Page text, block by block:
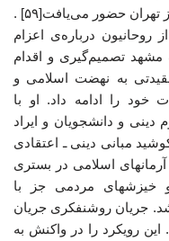
بسیاری از جلسات علما و روحانیون مبارز تهران حضور می‌یافت[۵۹] .
روحانیون درباره‌ی اعزام
تصمیم‌گیری و اقدام
عقیدتی به نهضت اسلامی و
خود را ادامه داد. او با
و دانشجویان و ایراد
مبانی دینی ـ اعتقادی
آرمانهای اسلامی در بستری
مردمی جز با
جریان روشنفکری جریان
رویکرد را در واکنش به